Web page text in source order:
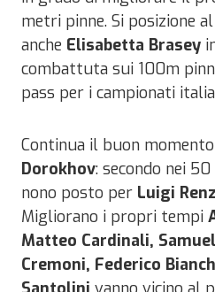
metri pinne. Si posizione
anche Elisabetta Brasey
combattuta sui 100m
pass per i campionati
Continua il buon
Dorokhov: secondo nei
nono posto per Luigi
Migliorano i propri tempi
Matteo Cardinali,
Cremoni, Federico